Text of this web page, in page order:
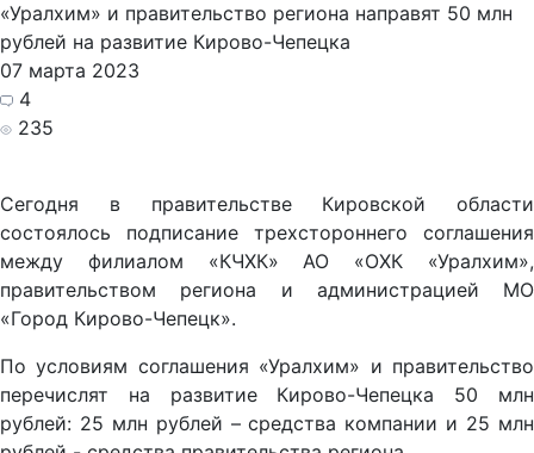
«Уралхим» и правительство региона направят 50 млн
рублей на развитие Кирово-Чепецка
07 марта 2023
4
235
Сегодня в правительстве Кировской области
состоялось подписание трехстороннего соглашения
между филиалом «КЧХК» АО «ОХК «Уралхим»,
правительством региона и администрацией МО
«Город Кирово-Чепецк».
По условиям соглашения «Уралхим» и правительство
перечислят на развитие Кирово-Чепецка 50 млн
рублей: 25 млн рублей – средства компании и 25 млн